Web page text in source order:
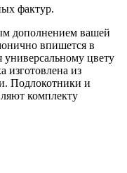
фактур.
дополнением вашей
впишется в
цвету
изготовлена из
Подлокотники и
комплекту